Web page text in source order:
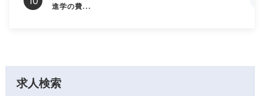
求人検索
進学の費...